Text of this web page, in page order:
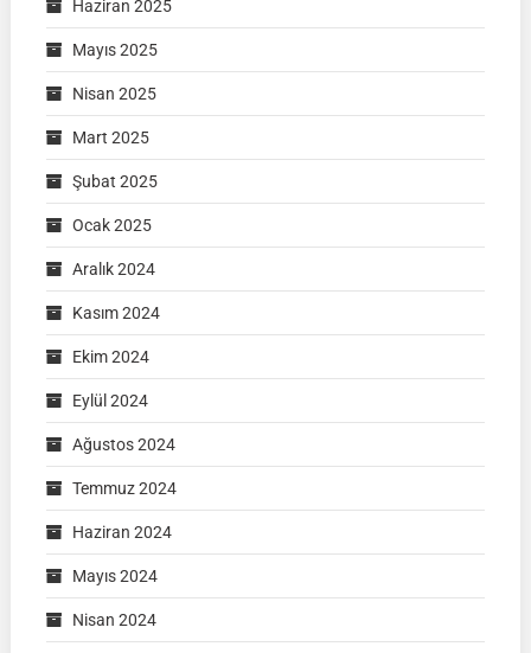
Haziran 2025
Mayıs 2025
Nisan 2025
Mart 2025
Şubat 2025
Ocak 2025
Aralık 2024
Kasım 2024
Ekim 2024
Eylül 2024
Ağustos 2024
Temmuz 2024
Haziran 2024
Mayıs 2024
Nisan 2024